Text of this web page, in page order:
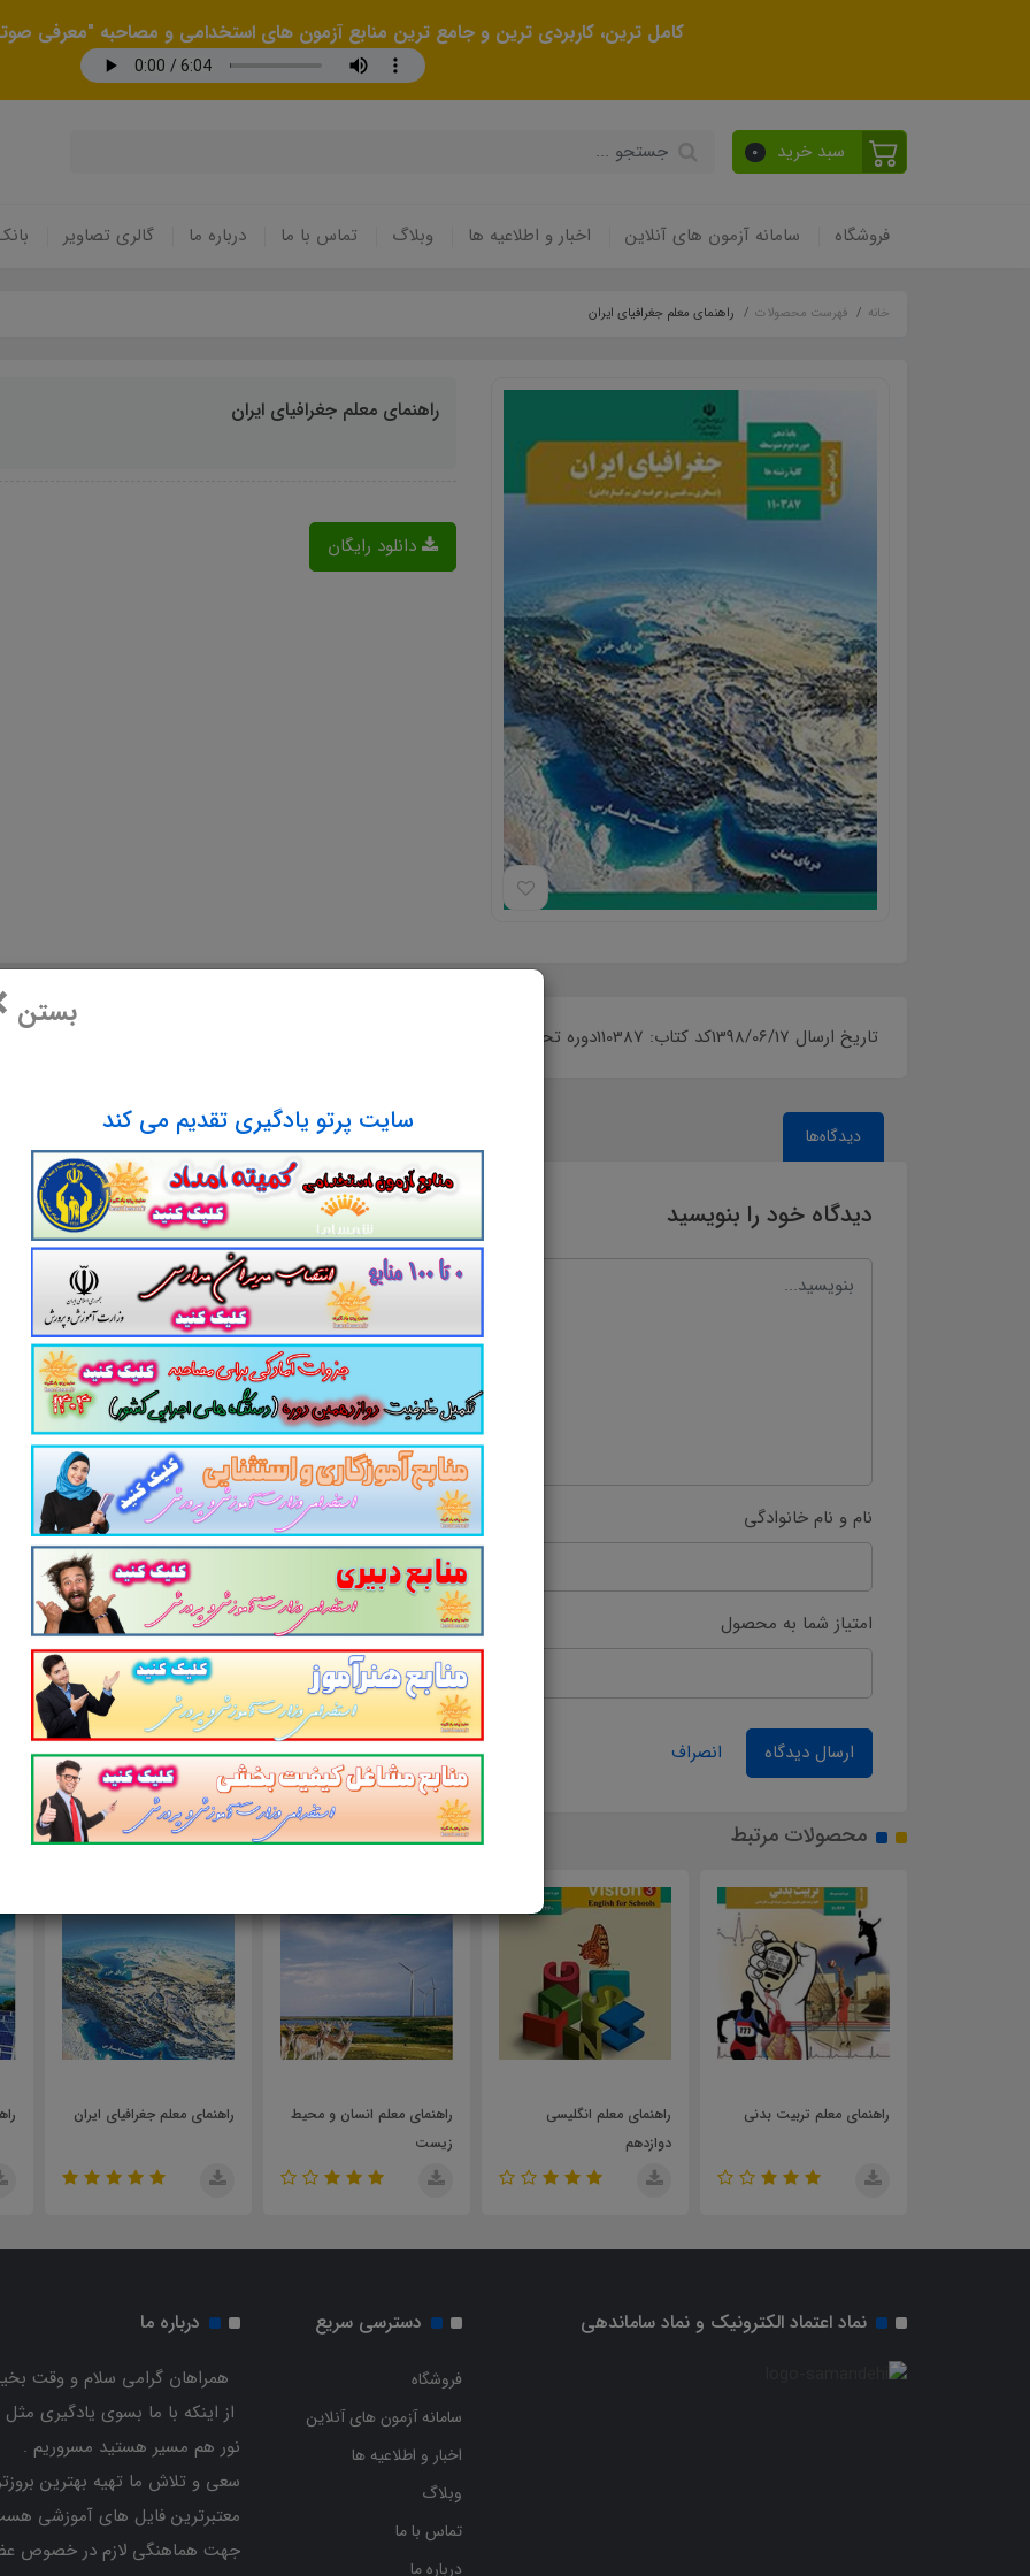
کامل ترین، کاربردی ترین و جامع ترین منابع آزمون های استخدامی و مصاحبه "معرفی
سبد خرید 0
فروشگاه سامانه آزمون های آنلاین اخبار و اطلاعیه ها وبلاگ تماس با ما درباره ما گالری تصاویر
بستن
سایت پرتو یادگیری تقدیم می کند
خانه فهرست محصولات راهنمای معلم جغرافیای ایران
راهنمای معلم جغرافیای ایران
دانلود رایگان
تاریخ ارسال 1398/06/17کد کتاب: 110387دوره تحصیلی: راهنمای تدریس›دوره دوم آموزش متوسطه›کتاب های مشترک سال تحصیلی: 98-99
دیدگاه‌ها
دیدگاه خود را بنویسید
نام و نام خانوادگی پست الکترونیک
امتیاز شما به محصول
ارسال دیدگاه انصراف
محصولات مرتبط
راهنمای معلم انگلیسی
راهنمای معلم انسان و محیط
زیست
راهنمای معلم جغرافیای ایران راهنمای هنرآموز شیمی
نماد اعتماد الکترونیک و نماد ساماندهی دسترسی سریع
فروشگاه
سامانه آزمون های آنلاین
اخبار و اطلاعیه ها
وبلاگ
تماس با ما
درباره ما
درباره ما
همراهان گرامی سلام و وقت
از اینکه با ما بسوی یادگیری
نور هم مسیر هستید مسروریم .
سعی و تلاش ما تهیه بهترین
معتبرترین فایل های آموزشی
جهت هماهنگی لازم در خصوص